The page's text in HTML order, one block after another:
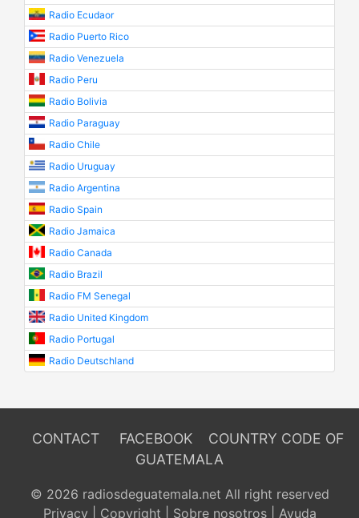
Radio Ecudaor
Radio Puerto Rico
Radio Venezuela
Radio Peru
Radio Bolivia
Radio Paraguay
Radio Chile
Radio Uruguay
Radio Argentina
Radio Spain
Radio Jamaica
Radio Canada
Radio Brazil
Radio FM Senegal
Radio United Kingdom
Radio Portugal
Radio Deutschland
CONTACT FACEBOOK
COUNTRY CODE OF
GUATEMALA
© 2026 radiosdeguatemala.net All right reserved
Privacy
Copyright Sobre nosotros| Ayuda